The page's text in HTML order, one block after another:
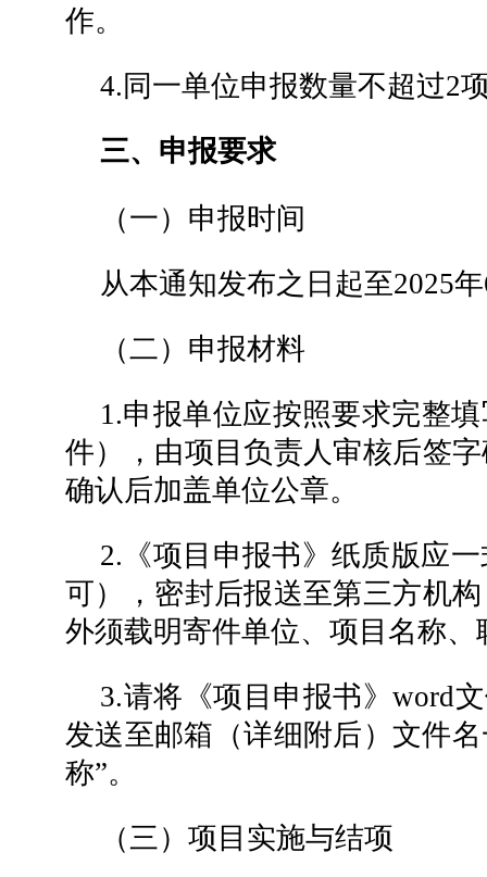
作。
4.同一单位申报数量不超过2
三、申报要求
（一）申报时间
从本通知发布之日起至2025
（二）申报材料
1.申报单位应按照要求完整
件），由项目负责人审核后签
确认后加盖单位公章。
2.《项目申报书》纸质版应
可），密封后报送至第三方机
外须载明寄件单位、项目名称
3.请将《项目申报书》word
发送至邮箱（详细附后）文件
称”。
（三）项目实施与结项